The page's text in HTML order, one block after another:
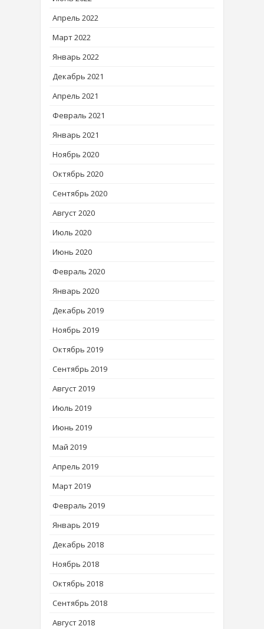
Апрель 2022
Март 2022
Январь 2022
Декабрь 2021
Апрель 2021
Февраль 2021
Январь 2021
Ноябрь 2020
Октябрь 2020
Сентябрь 2020
Август 2020
Июль 2020
Июнь 2020
Февраль 2020
Январь 2020
Декабрь 2019
Ноябрь 2019
Октябрь 2019
Сентябрь 2019
Август 2019
Июль 2019
Июнь 2019
Май 2019
Апрель 2019
Март 2019
Февраль 2019
Январь 2019
Декабрь 2018
Ноябрь 2018
Октябрь 2018
Сентябрь 2018
Август 2018